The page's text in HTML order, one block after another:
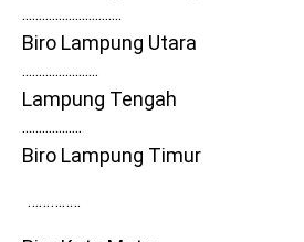
..............................
Biro Lampung Utara
.......................
Lampung Tengah
..................
Biro Lampung Timur
…………..